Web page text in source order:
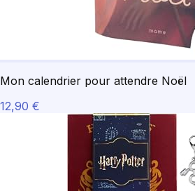
Mon calendrier pour attendre Noël
12,90 €